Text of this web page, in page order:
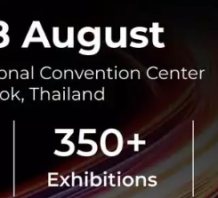
กระบวนการถอดถอนประธาน
ถอนเกินครึ่งหนึ่งของสมาชิกส
ชอบอย่างน้อย 2 ใน 3 ของสมา
นใหญ่ในวุฒิสภาและไม่ให้ความ
ไปได้ยากในทางปฏิบัติ แม้สมาชิ
จะเสนอญัตติถอดถอนประธาน